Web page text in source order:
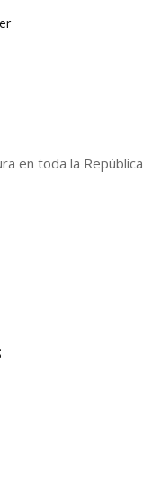
en toda la República